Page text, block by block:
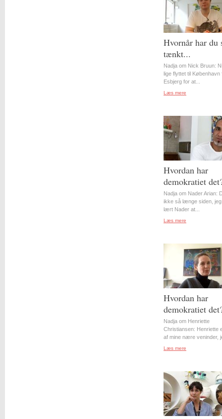
Hvornår har du
tænkt...
Nadja om Nick Bruun:
lige flyttet til København
Esbjerg for at...
Læs mere
Hvordan har
demokratiet
Nadja om Nader Arian:
ikke så længe siden,
lært Nader at...
Læs mere
Hvordan har
demokratiet
Nadja om Henriette
Christiansen: Henriette
af mine nære veninder,
Læs mere